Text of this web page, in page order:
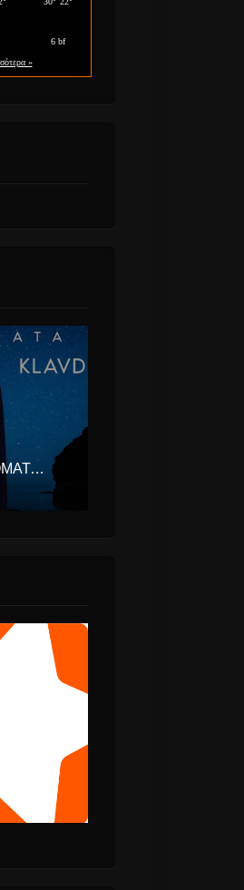
ΚΛΑΥΔΊΑ – ΑΣΤΕΡΟΜΆΤΑ (EUROVISION ΕΛΛΆΔΑ 2025)